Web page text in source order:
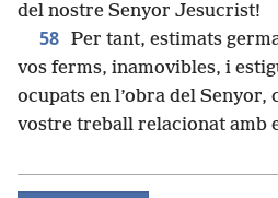
del nostre Senyor Jesucrist!
58 Per tant, estimats
vos ferms, inamovibles, i
ocupats en l’obra del Senyor,
vostre treball relacionat amb